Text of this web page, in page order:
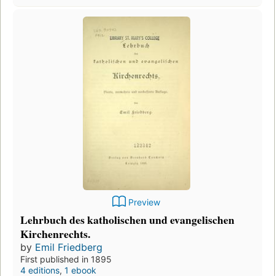
Preview
Lehrbuch des katholischen und evangelischen
Kirchenrechts.
by Emil Friedberg
First published in 1895
4 editions, 1 ebook